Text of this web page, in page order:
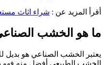
أقرأ المزيد عن : شراء اثاث
ما هو الخشب
يعتبر الخشب الصناعي هو بديل
الخشب الطبيعي أفضل منه فهو